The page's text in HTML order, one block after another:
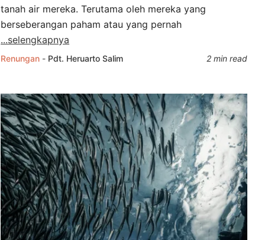
tanah air mereka. Terutama oleh mereka yang
berseberangan paham atau yang pernah
...selengkapnya
Renungan - Pdt. Heruarto Salim 2 min read